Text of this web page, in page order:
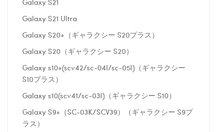
Galaxy S21 Ultra
Galaxy S20+（ギャラクシー S20プラス）
Galaxy S20（ギャラクシー S20）
Galaxy s10+(scv42/sc-04l/sc-05l)（ギャラクシー
S10プラス）
Galaxy s10(scv41/sc-03l)（ギャラクシー S10）
Galaxy S9+（SC-03K/SCV39）（ギャラクシー S9プ
ラス）